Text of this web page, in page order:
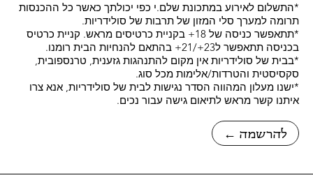
← להרשמה
*התשלום לאירוע במתכונת שלם.י כפי יכולתך כאשר כל ההכנסות
תרומה למערך סלי המזון של תרבות של סולידריות.
*תתאפשר כניסה של 18+ בקניית כרטיסים מראש. קניית כרטיס
בכניסה תתאפשר ל23+/21+ בהתאם להנחיות הבית רומנו.
*בבית של סולידריות אין מקום להתנהגות גזענית, טרנספובית,
סקסיסטית והטרדות/אלימות מכל סוג.
*ישנו מעלון המהווה הסדר נגישות לבית של סולידריות, אנא צרו
איתנו קשר מראש לתיאום גישה עבור נכים.